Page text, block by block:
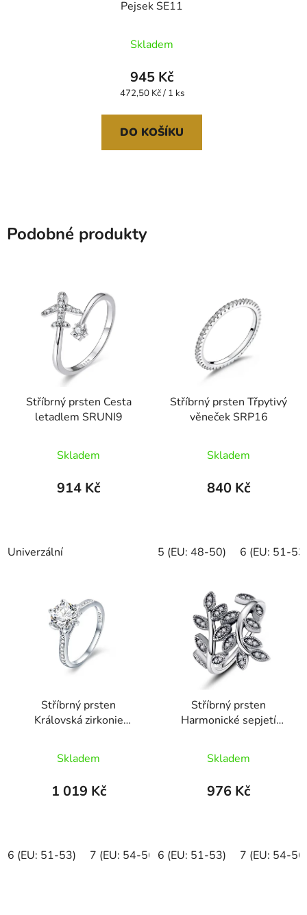
Pejsek SE11
Skladem
945 Kč
Měrná
472,50 Kč / 1 ks
DO KOŠÍKU
Podobné produkty
Stříbrný prsten Cesta
letadlem SRUNI9
hodnocení
produktu
Skladem
914 Kč
Univerzální
Stříbrný prsten Třpytivý
věneček SRP16
Skladem
840 Kč
5 (EU: 48-50) 6 (EU: 51-
Stříbrný prsten
Královská zirkonie
Skladem
1 019 Kč
6 (EU: 51-53) 7 (EU: 54-56) 8 (EU: 57-58)
Stříbrný prsten
Harmonické sepjetí
hodnocení
produktu
Skladem
976 Kč
6 (EU: 51-53) 7 (EU: 54-